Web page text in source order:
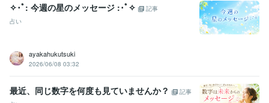
その他ツール
真言密教:26年 仏教:30年瞑想:30年
語学力
タイ語 日常会話レベル
✧･ﾟ: 今週の星のメッセージ :･ﾟ✧
記事
占い
ayakahukutsuki
2026/06/08 03:32
最近、同じ数字を何度も見ていませんか？
記事